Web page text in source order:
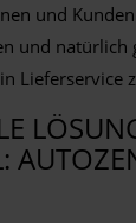
und
und natürlich
Lieferservice